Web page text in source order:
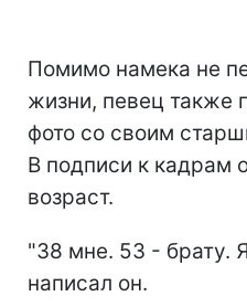
Помимо намека не
жизни, певец также
фото со своим
В подписи к кадрам
возраст.
"38 мне. 53 - брату.
написал он.